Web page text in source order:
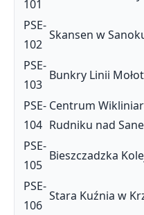
101
PSE-
102
Skansen w
PSE-
103
Bunkry Linii
PSE-
104
Centrum
Rudniku nad
PSE-
105
Bieszczadzka
PSE-
106
Stara Kuźnia w